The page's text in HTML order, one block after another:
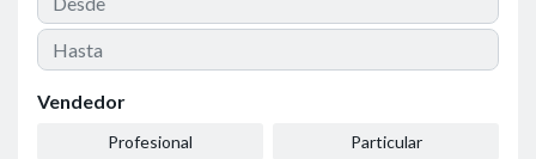
Vendedor
Profesional Particular